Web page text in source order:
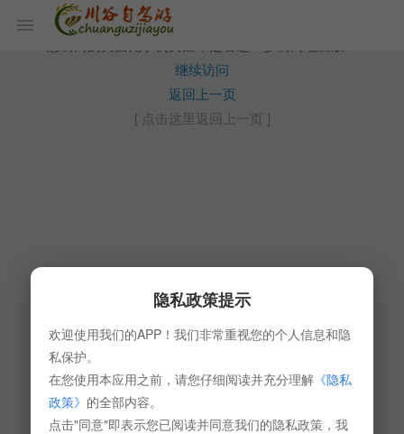
继续访问
返回上一页
[ 点击这里返回上一页 ]
隐私政策提示
欢迎使用我们的APP！我们非常重视您的个人信息和隐
私保护。
在您使用本应用之前，请您仔细阅读并充分理解《隐私
政策》 的全部内容。
点击"同意"即表示您已阅读并同意我们的隐私政策，我